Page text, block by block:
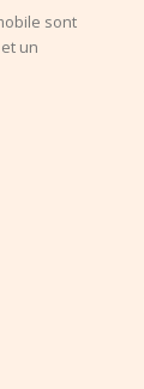
sont
un